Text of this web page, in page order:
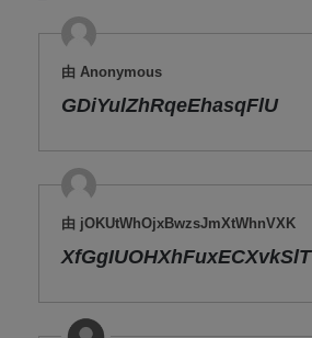
由 Anonymous
GDiYulZhRqeEhasqFlU
由 jOKUtWhOjxBwzsJmXtWhnVXK
XfGgIUOHXhFuxECXvkSlT